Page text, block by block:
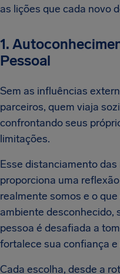
as lições que cada novo
1.
Pessoal
Sem as influências
parceiros, quem viaja
confrontando seus
limitações.
Esse distanciamento
proporciona uma
realmente somos e o
ambiente desconhecido,
pessoa é desafiada a
fortalece sua confiança
Cada escolha, desde a